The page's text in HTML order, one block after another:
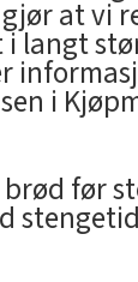
at vi
langt
i
før